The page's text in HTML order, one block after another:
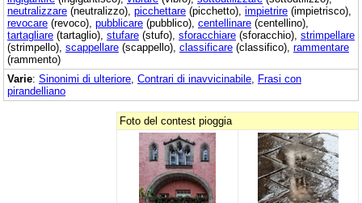
neutralizzare (neutralizzo), picchettare (picchetto), impietrire (impietrisco),
revocare (revoco), pubblicare (pubblico), centellinare (centellino),
tartagliare (tartaglio), stufare (stufo), sforacchiare (sforacchio), strimpellare
(strimpello), scappellare (scappello), classificare (classifico), rammentare
(rammento)
Varie: Sinonimi di ulteriore Contrari di inavvicinabile Frasi con
pirandelliano
Foto del contest pioggia